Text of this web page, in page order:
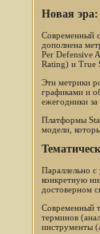
Новая эра:
Современный
дополнена
Per Defensive
Rating) и True
Эти метрики
графиками и
ежегодники за
Платформы
модели,
Параллельно
конкретную
достоверном
Современный
терминов
инструменты